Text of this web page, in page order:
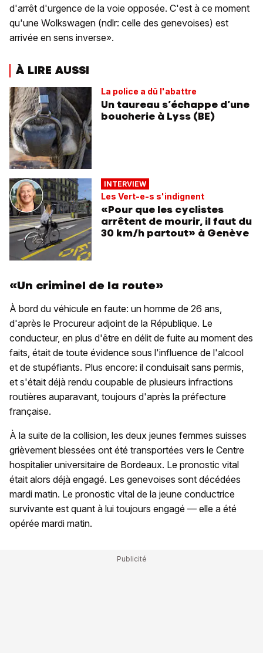
d'arrêt d'urgence de la voie opposée. C'est à ce moment
qu'une Wolkswagen (ndlr: celle des genevoises) est
arrivée en sens inverse».
À LIRE AUSSI
La police a dû l'abattre
Un taureau s’échappe d’une
boucherie à Lyss (BE)
INTERVIEW
Les Vert-e-s s'indignent
«Pour que les cyclistes
arrêtent de mourir, il faut du
30 km/h partout» à Genève
«Un criminel de la route»
À bord du véhicule en faute: un homme de 26 ans,
d'après le Procureur adjoint de la République. Le
conducteur, en plus d'être en délit de fuite au moment des
faits, était de toute évidence sous l'influence de l'alcool
et de stupéfiants. Plus encore: il conduisait sans permis,
et s'était déjà rendu coupable de plusieurs infractions
routières auparavant, toujours d'après la préfecture
française.
À la suite de la collision, les deux jeunes femmes suisses
grièvement blessées ont été transportées vers le Centre
hospitalier universitaire de Bordeaux. Le pronostic vital
était alors déjà engagé. Les genevoises sont décédées
mardi matin. Le pronostic vital de la jeune conductrice
survivante est quant à lui toujours engagé — elle a été
opérée mardi matin.